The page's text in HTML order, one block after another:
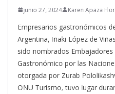
junio 27, 2024 Karen Apaza
Empresarios gastronómicos
Argentina, Iñaki López de
sido nombrados
Gastronómico por las
otorgada por Zurab
ONU Turismo, tuvo lugar